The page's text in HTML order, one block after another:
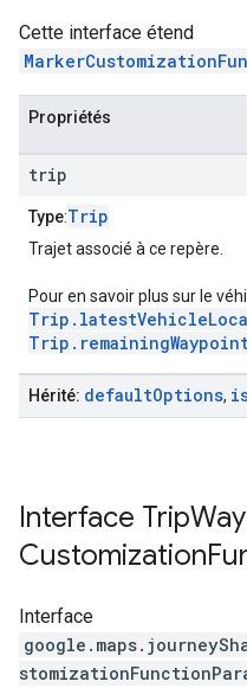
Cette interface étend
Propriétés
trip
Type:Trip
Trajet associé à ce repère.
Pour en savoir plus sur le
Hérité: defaultOptions,
Interface Trip
Customization
Interface